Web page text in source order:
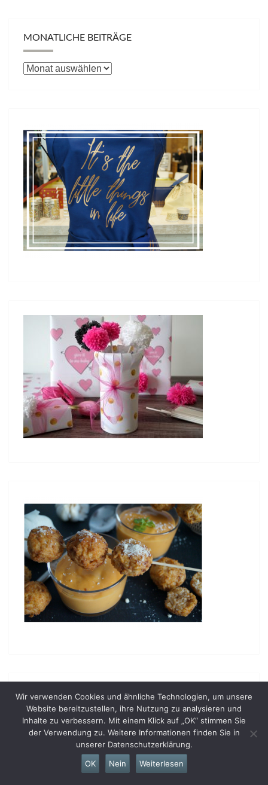
MONATLICHE BEITRÄGE
Monatliche
Wir verwenden Cookies und ähnliche Technologien, um unsere
Website bereitzustellen, ihre Nutzung zu analysieren und
Inhalte zu verbessern. Mit einem Klick auf „OK“ stimmen Sie
der Verwendung zu. Weitere Informationen finden Sie in
unserer Datenschutzerklärung.
OK
Nein Weiterlesen